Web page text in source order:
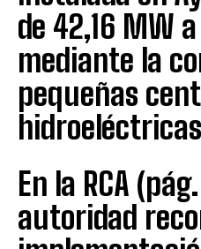
de 42,16 MW
mediante la
pequeñas
En la RCA
autoridad